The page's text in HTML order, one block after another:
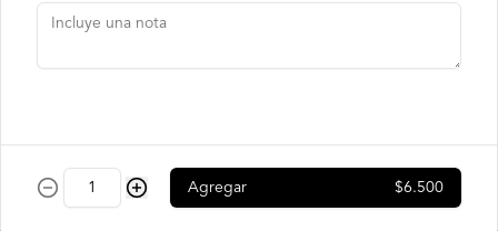
Nori Champ Roll
$7.900
Agregar $6.500